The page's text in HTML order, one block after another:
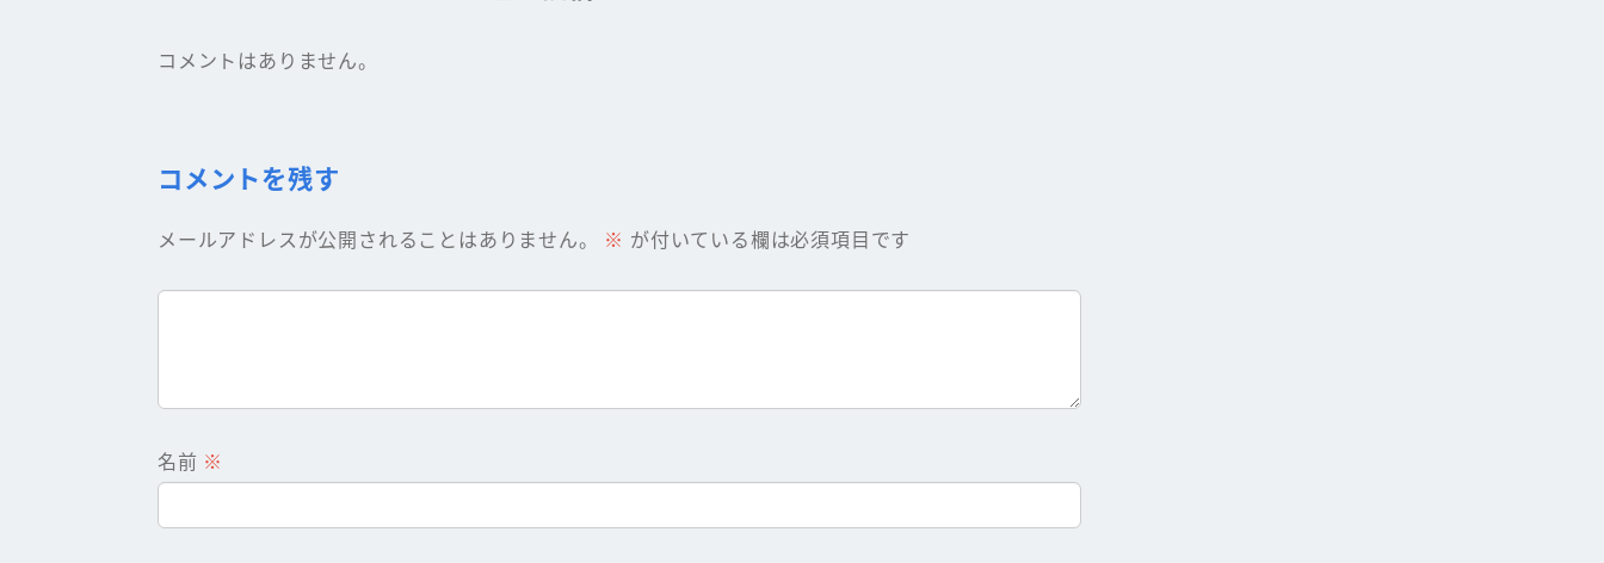
コメントはありません。
コメントを残す
メールアドレスが公開されることはありません。 ※ が付いている欄は必須項目です
名前 ※